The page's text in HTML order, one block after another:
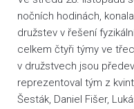
nočních hodinách,
družstev v řešení
celkem čtyři týmy ve
v družstvech jsou
reprezentoval tým z
Šesták, Daniel Fišer,